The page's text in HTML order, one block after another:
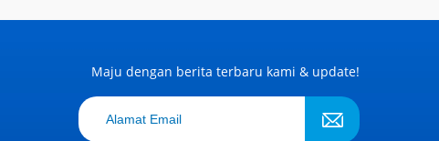
Maju dengan berita terbaru kami & update!